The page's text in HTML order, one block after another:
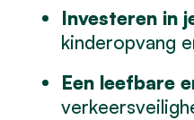
Investeren in
kinderopvang
Een leefbare